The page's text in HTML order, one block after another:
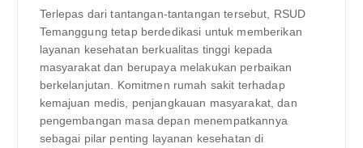
Terlepas dari tantangan-tantangan tersebut, RSUD
Temanggung tetap berdedikasi untuk memberikan
layanan kesehatan berkualitas tinggi kepada
masyarakat dan berupaya melakukan perbaikan
berkelanjutan. Komitmen rumah sakit terhadap
kemajuan medis, penjangkauan masyarakat, dan
pengembangan masa depan menempatkannya
sebagai pilar penting layanan kesehatan di